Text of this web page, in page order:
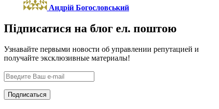
Андрій Богословський
Підписатися на блог ел. поштою
Узнавайте первыми новости об управлении репутацией и
получайте эксклюзивные материалы!